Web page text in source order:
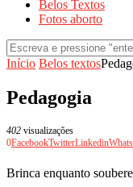
Belos Textos
Fotos aborto
Início Belos textos
Pedagogia
402 visualizações
0FacebookTwitterLinkedin
Brinca enquanto